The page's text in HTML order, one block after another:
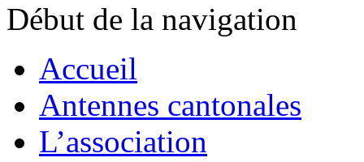
Début de la navigation
Accueil
Antennes cantonales
L’association